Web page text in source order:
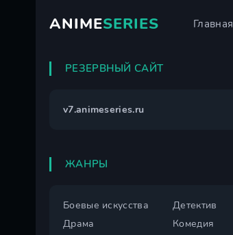
ANIMESERIES Главная
РЕЗЕРВНЫЙ САЙТ
v7.animeseries.ru
ЖАНРЫ
Боевые искусства
Детектив
Драма
Комедия